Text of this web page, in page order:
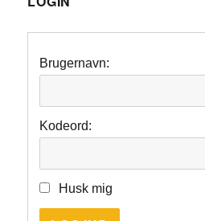
Brugernavn:
Kodeord:
Husk mig